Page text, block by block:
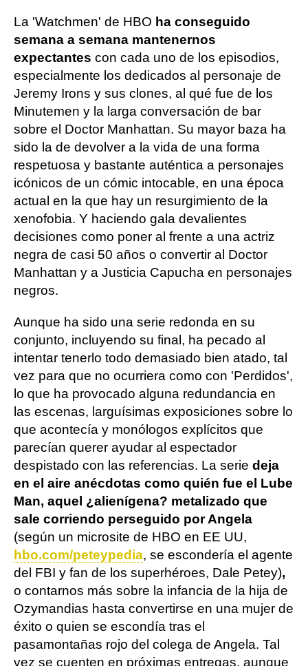
La 'Watchmen' de HBO ha conseguido
semana a semana mantenernos
expectantes con cada uno de los episodios,
especialmente los dedicados al personaje de
Jeremy Irons y sus clones, al qué fue de los
Minutemen y la larga conversación de bar
sobre el Doctor Manhattan. Su mayor baza ha
sido la de devolver a la vida de una forma
respetuosa y bastante auténtica a personajes
icónicos de un cómic intocable, en una época
actual en la que hay un resurgimiento de la
xenofobia. Y haciendo gala devalientes
decisiones como poner al frente a una actriz
negra de casi 50 años o convertir al Doctor
Manhattan y a Justicia Capucha en personajes
negros.
Aunque ha sido una serie redonda en su
conjunto, incluyendo su final, ha pecado al
intentar tenerlo todo demasiado bien atado, tal
vez para que no ocurriera como con 'Perdidos',
lo que ha provocado alguna redundancia en
las escenas, larguísimas exposiciones sobre lo
que acontecía y monólogos explícitos que
parecían querer ayudar al espectador
despistado con las referencias. La serie deja
en el aire anécdotas como quién fue el Lube
Man, aquel ¿alienígena? metalizado que
sale corriendo perseguido por Angela
(según un microsite de HBO en EE UU,
hbo.com/peteypedia, se escondería el agente
del FBI y fan de los superhéroes, Dale Petey),
o contarnos más sobre la infancia de la hija de
Ozymandias hasta convertirse en una mujer de
éxito o quien se escondía tras el
pasamontañas rojo del colega de Angela. Tal
vez se cuenten en próximas entregas, aunque